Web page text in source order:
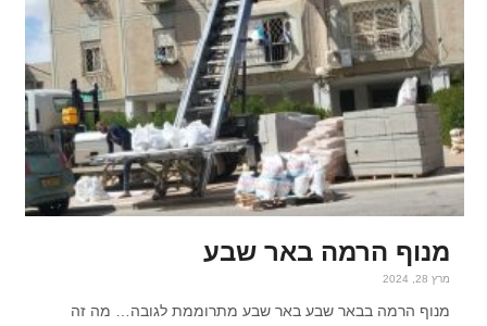
מנוף הרמה באר שבע
מרץ 28, 2024
מנוף הרמה בבאר שבע באר שבע מתרוממת לגובה… מה זה